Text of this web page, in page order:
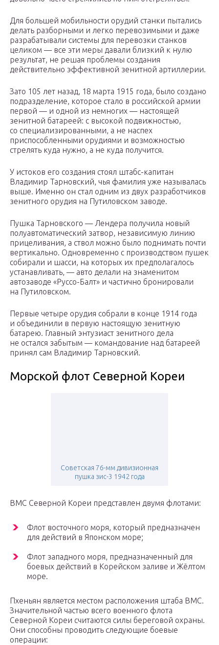
Для большей мобильности орудий станки пытались
делать разборными и легко перевозимыми и даже
разрабатывали системы для перевозки станков
целиком — все эти меры давали близкий к нулю
результат, не решая проблемы создания
действительно эффективной зенитной артиллерии.
Зато 105 лет назад, 18 марта 1915 года, было создано
подразделение, которое стало в российской армии
первой — и одной из немногих — настоящей
зенитной батареей: с высокой подвижностью,
со специализированными, а не наспех
приспособленными орудиями и возможностью
стрелять куда нужно, а не куда получится.
У истоков его создания стоял штабс-капитан
Владимир Тарновский, чья фамилия уже называлась
выше. Именно он стал одним из двух разработчиков
зенитного орудия на Путиловском заводе.
Пушка Тарновского — Лендера получила новый
полуавтоматический затвор, независимую линию
прицеливания, а ствол можно было поднимать почти
вертикально. Одновременно с производством пушек
собирали и шасси, на которых их предполагалось
устанавливать, — авто делали на знаменитом
автозаводе «Руссо-Балт» и частично бронировали
на Путиловском.
Первые четыре орудия собрали в конце 1914 года
и объединили в первую настоящую зенитную
батарею. Главный энтузиаст зенитного дела
не остался забытым — командование над батареей
принял сам Владимир Тарновский.
Морской флот Северной Кореи
Советская 76-мм дивизионная
пушка зис-3 1942 года
ВМС Северной Кореи представлен двумя флотами:
Флот восточного моря, который предназначен
для действий в Японском море;
Флот западного моря, предназначенный для
боевых действий в Корейском заливе и Жёлтом
море.
Пхеньян является местом расположения штаба ВМС.
Значительной частью всего военного флота
Северной Кореи считаются силы береговой охраны.
Они способны проводить следующие боевые
операции: